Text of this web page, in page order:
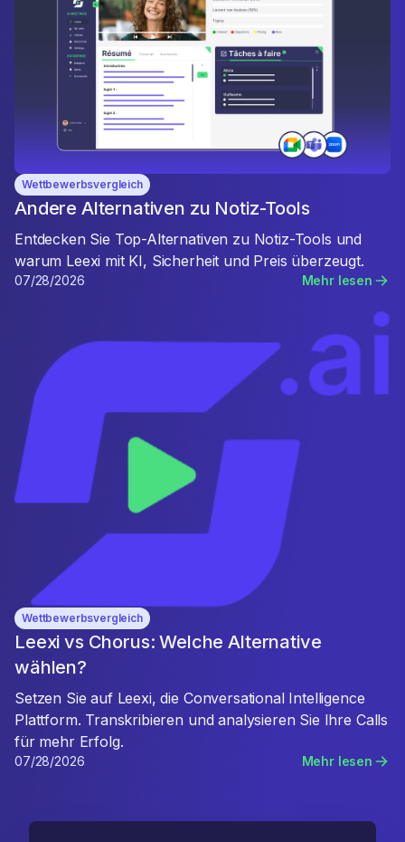
Wettbewerbsvergleich
Andere Alternativen zu Notiz-Tools
Entdecken Sie Top-Alternativen zu Notiz-Tools und
warum Leexi mit KI, Sicherheit und Preis überzeugt.
07/28/2026 Mehr lesen
Wettbewerbsvergleich
Leexi vs Chorus: Welche Alternative
wählen?
Setzen Sie auf Leexi, die Conversational Intelligence
Plattform. Transkribieren und analysieren Sie Ihre Calls
für mehr Erfolg.
07/28/2026 Mehr lesen